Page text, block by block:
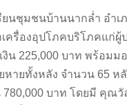
ยนชุมชนบ้านนากล่ำ อำเ
ครื่องอุปโภคบริโภคแก่ผู้
งิน 225,000 บาท พร้อมม
หายทั้งหลัง จำนวน 65 ห
780,000 บาท โดยมี คุณ